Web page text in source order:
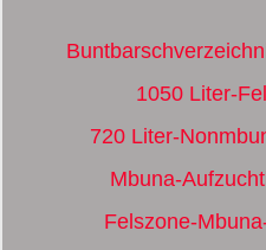
1050 Liter-
720 Liter-
Mbuna-
Felszone-